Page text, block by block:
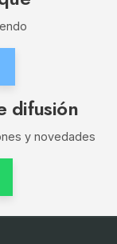
difusión
y novedades